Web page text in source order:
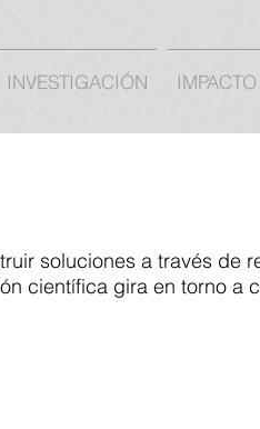
INVESTIGACIÓN IMPACTO
soluciones a través de
científica gira en torno a